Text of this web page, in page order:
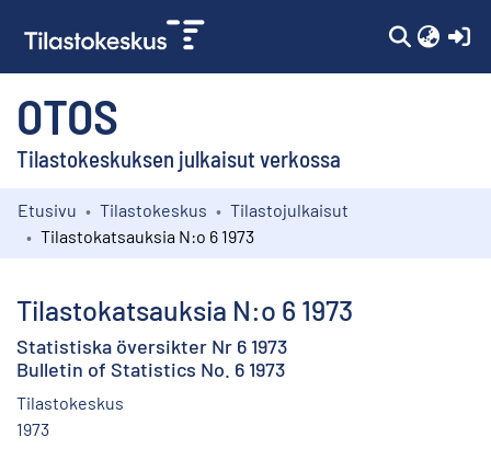
OTOS
Tilastokeskuksen julkaisut verkossa
Kokoelmat
Etusivu Tilastokeskus
Tilastojulkaisut
Tilastokatsauksia N:o 6 1973
Tilastokatsauksia N:o 6 1973
Statistiska översikter Nr 6 1973
Bulletin of Statistics No. 6 1973
Tilastokeskus
1973